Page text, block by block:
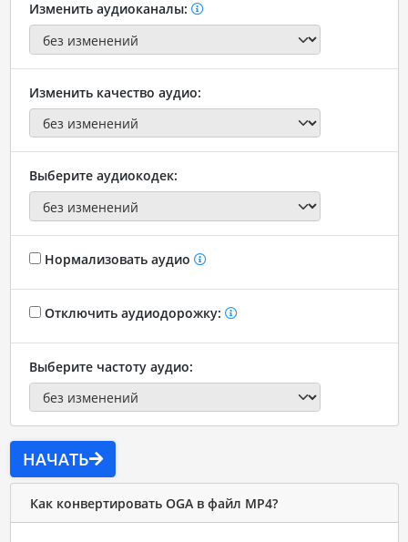
Изменить аудиоканалы:
Изменить качество аудио:
Выберите аудиокодек:
Нормализовать аудио
Отключить аудиодорожку:
Выберите частоту аудио:
НАЧАТЬ
Как конвертировать OGA в файл MP4?